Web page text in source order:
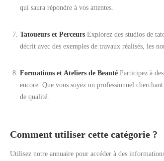
qui saura répondre à vos attentes.
Tatoueurs et Perceurs Explorez des studios de
décrit avec des exemples de travaux réalisés, les
Formations et Ateliers de Beauté Participez à
encore. Que vous soyez un professionnel
de qualité.
Comment utiliser cette catégorie ?
Utilisez notre annuaire pour accéder à des